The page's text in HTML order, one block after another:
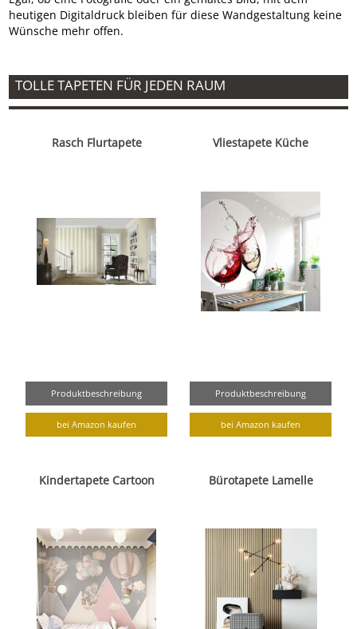
heutigen Digitaldruck bleiben für diese Wandgestaltung keine
Wünsche mehr offen.
TOLLE TAPETEN FÜR JEDEN RAUM
Rasch Flurtapete
Produktbeschreibung
bei Amazon kaufen
Vliestapete Küche
Produktbeschreibung
bei Amazon kaufen
Kindertapete Cartoon Bürotapete Lamelle